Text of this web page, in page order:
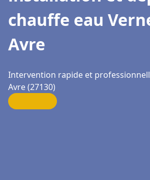
chauffe eau
Avre
Intervention rapide et
Avre (27130)